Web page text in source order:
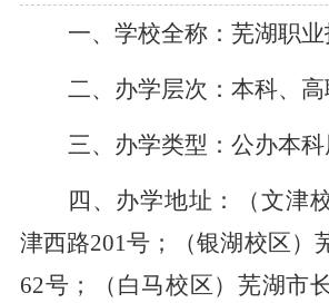
一、学校全称： 芜湖职
二、办学层次： 本科、高
三、办学类型： 公办本
四、办学地址：
（文津
津西路201号；（银湖校区）
62号；（白马校区）芜湖市